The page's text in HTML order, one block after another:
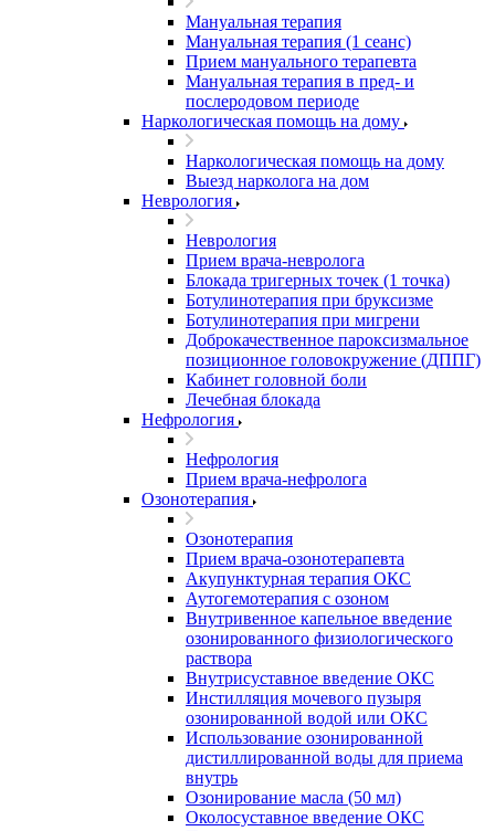
Мануальная терапия
Мануальная терапия (1 сеанс)
Прием мануального терапевта
Мануальная терапия в пред- и
послеродовом периоде
Наркологическая помощь на дому
Наркологическая помощь на дому
Выезд нарколога на дом
Неврология
Неврология
Прием врача-невролога
Блокада тригерных точек (1 точка)
Ботулинотерапия при бруксизме
Ботулинотерапия при мигрени
Доброкачественное пароксизмальное
позиционное головокружение (ДППГ)
Кабинет головной боли
Лечебная блокада
Нефрология
Нефрология
Прием врача-нефролога
Озонотерапия
Озонотерапия
Прием врача-озонотерапевта
Акупунктурная терапия ОКС
Аутогемотерапия с озоном
Внутривенное капельное введение
озонированного физиологического
раствора
Внутрисуставное введение ОКС
Инстилляция мочевого пузыря
озонированной водой или ОКС
Использование озонированной
дистиллированной воды для приема
внутрь
Озонирование масла (50 мл)
Околосуставное введение ОКС